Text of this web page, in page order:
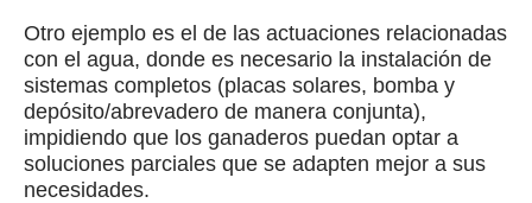
Otro ejemplo es el de las actuaciones relacionadas
con el agua, donde es necesario la instalación de
sistemas completos (placas solares, bomba y
depósito/abrevadero de manera conjunta),
impidiendo que los ganaderos puedan optar a
soluciones parciales que se adapten mejor a sus
necesidades.